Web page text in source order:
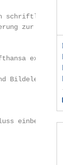
zur
einbezogen.